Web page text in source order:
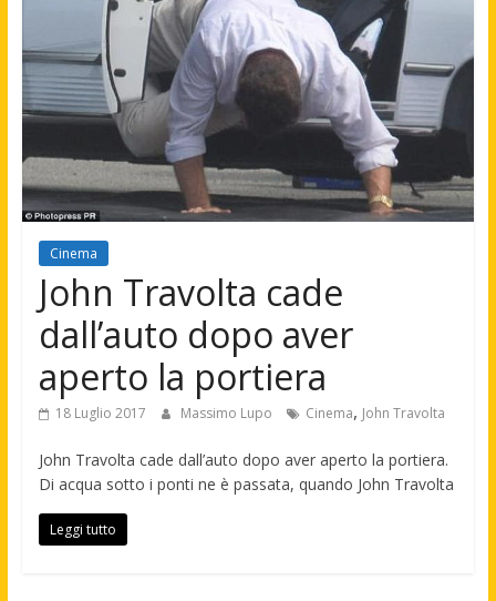
Cinema
John Travolta cade
dall’auto dopo aver
aperto la portiera
18 Luglio 2017 Massimo Lupo Cinema, John Travolta
John Travolta cade dall’auto dopo aver aperto la portiera.
Di acqua sotto i ponti ne è passata, quando John Travolta
Leggi tutto